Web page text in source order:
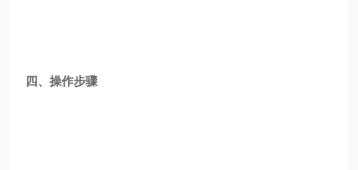
四、操作步骤